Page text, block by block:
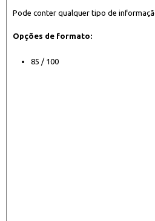
Pode conter qualquer tipo de
Opções de formato:
85 / 100